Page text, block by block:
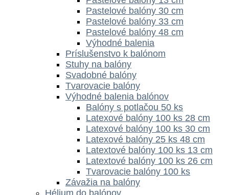
Pastelové balóny 30 cm
Pastelové balóny 33 cm
Pastelové balóny 48 cm
Výhodné balenia
Príslušenstvo k balónom
Stuhy na balóny
Svadobné balóny
Tvarovacie balóny
Výhodné balenia balónov
Balóny s potlačou 50 ks
Latexové balóny 100 ks 28 cm
Latexové balóny 100 ks 30 cm
Latexové balóny 25 ks 48 cm
Latextové balóny 100 ks 13 cm
Latextové balóny 100 ks 26 cm
Tvarovacie balóny 100 ks
Závažia na balóny
Hélium do balónov